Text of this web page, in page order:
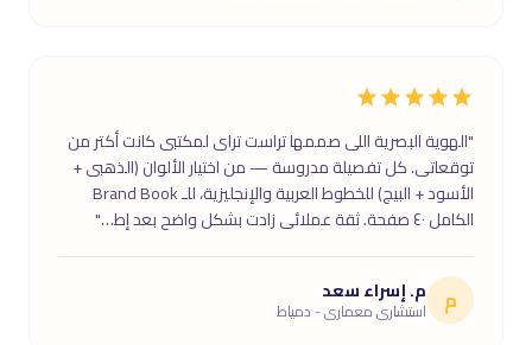
"الهوية البصرية اللى صممها تراست تراى لمكتبى كانت أكتر من
توقعاتى. كل تفصيلة مدروسة — من اختيار الألوان (الذهبى +
الأسود + البيج) للخطوط العربية والإنجليزية، للـ Brand Book
الكامل ٤٠ صفحة. ثقة عملائى زادت بشكل واضح بعد إط…"
م م. إسراء سعد
استشارى معمارى - دمياط